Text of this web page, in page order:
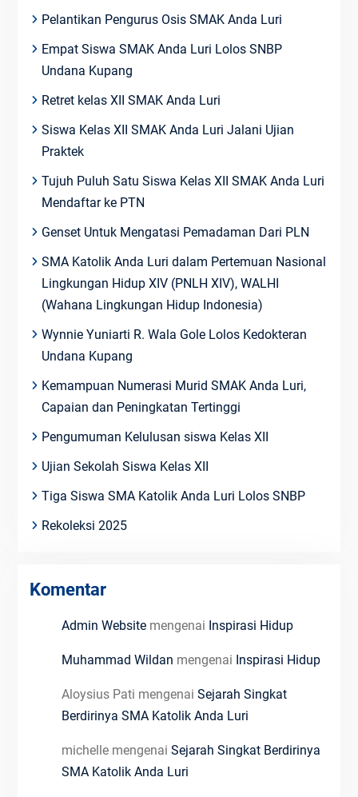
Pelantikan Pengurus Osis SMAK Anda Luri
Empat Siswa SMAK Anda Luri Lolos SNBP
Undana Kupang
Retret kelas XII SMAK Anda Luri
Siswa Kelas XII SMAK Anda Luri Jalani Ujian
Praktek
Tujuh Puluh Satu Siswa Kelas XII SMAK Anda Luri
Mendaftar ke PTN
Genset Untuk Mengatasi Pemadaman Dari PLN
SMA Katolik Anda Luri dalam Pertemuan Nasional
Lingkungan Hidup XIV (PNLH XIV), WALHI
(Wahana Lingkungan Hidup Indonesia)
Wynnie Yuniarti R. Wala Gole Lolos Kedokteran
Undana Kupang
Kemampuan Numerasi Murid SMAK Anda Luri,
Capaian dan Peningkatan Tertinggi
Pengumuman Kelulusan siswa Kelas XII
Ujian Sekolah Siswa Kelas XII
Tiga Siswa SMA Katolik Anda Luri Lolos SNBP
Rekoleksi 2025
Komentar
Admin Websitemengenai Inspirasi Hidup
Muhammad Wildan mengenai Inspirasi Hidup
Aloysius Pati mengenai Sejarah Singkat
Berdirinya SMA Katolik Anda Luri
michellemengenai Sejarah Singkat Berdirinya
SMA Katolik Anda Luri